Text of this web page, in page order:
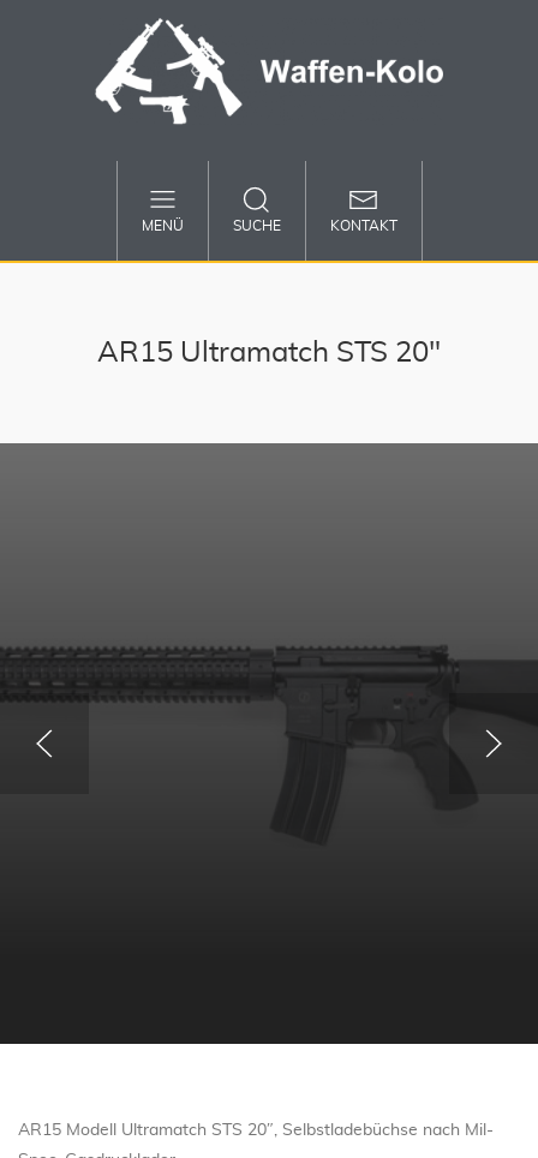
MENÜ SUCHE KONTAKT
AR15 Ultramatch STS 20"
AR15 Modell Ultramatch STS 20″, Selbstladebüchse nach Mil-